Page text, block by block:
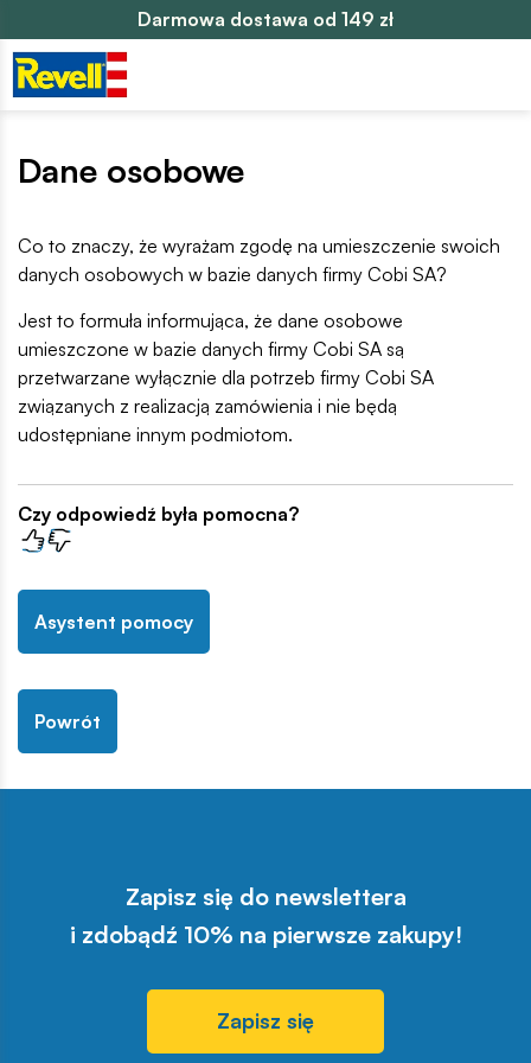
Darmowa dostawa od 149 zł
Dane osobowe
Co to znaczy, że wyrażam zgodę na umieszczenie swoich
danych osobowych w bazie danych firmy Cobi SA?
Jest to formuła informująca, że dane osobowe
umieszczone w bazie danych firmy Cobi SA są
przetwarzane wyłącznie dla potrzeb firmy Cobi SA
związanych z realizacją zamówienia i nie będą
udostępniane innym podmiotom.
Czy odpowiedź była pomocna?
Asystent pomocy
Powrót
Zapisz się do newslettera
i zdobądź 10% na pierwsze zakupy!
Zapisz się